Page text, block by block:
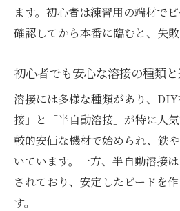
ます。初心者は練習用の端材で
確認してから本番に臨むと、失敗
初心者でも安心な溶接の種類
溶接には多様な種類があり、
接」と「半自動溶接」が特に人
較的安価な機材で始められ、鉄
いています。一方、半自動溶接
されており、安定したビードを
す。